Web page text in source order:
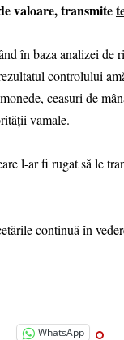
valoare, transmite
în baza analizei de
controlului
ceasuri de
vamale.
l-ar fi rugat să le
continuă în
WhatsApp